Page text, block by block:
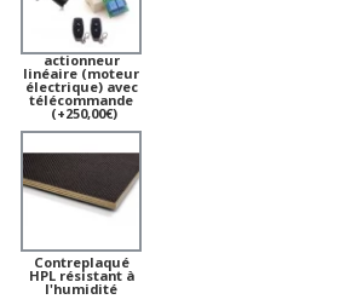
actionneur
linéaire (moteur
électrique) avec
télécommande
(+250,00€)
Contreplaqué
HPL résistant à
l'humidité